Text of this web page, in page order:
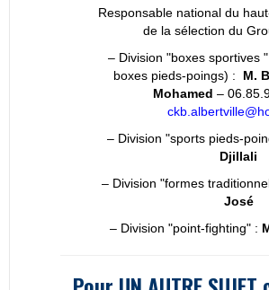
Responsable national du
de la sélection du
– Division "boxes sportives
boxes pieds-poings) :
M.
Mohamed –
– Division "sports pieds-
Djillali
– Division "formes
José
– Division "point-fighting" :